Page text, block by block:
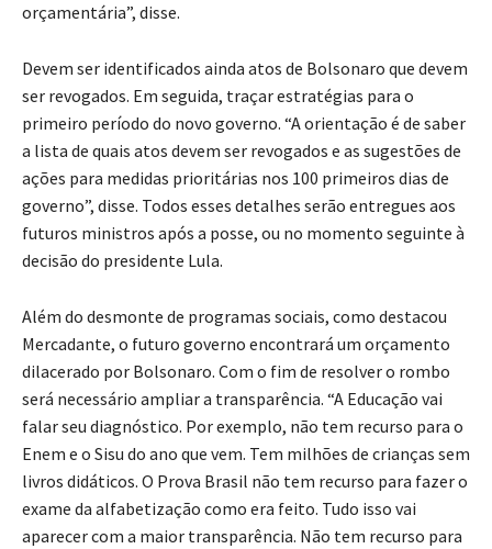
orçamentária”, disse.
Devem ser identificados ainda atos de Bolsonaro que devem
ser revogados. Em seguida, traçar estratégias para o
primeiro período do novo governo. “A orientação é de saber
a lista de quais atos devem ser revogados e as sugestões de
ações para medidas prioritárias nos 100 primeiros dias de
governo”, disse. Todos esses detalhes serão entregues aos
futuros ministros após a posse, ou no momento seguinte à
decisão do presidente Lula.
Além do desmonte de programas sociais, como destacou
Mercadante, o futuro governo encontrará um orçamento
dilacerado por Bolsonaro. Com o fim de resolver o rombo
será necessário ampliar a transparência. “A Educação vai
falar seu diagnóstico. Por exemplo, não tem recurso para o
Enem e o Sisu do ano que vem. Tem milhões de crianças sem
livros didáticos. O Prova Brasil não tem recurso para fazer o
exame da alfabetização como era feito. Tudo isso vai
aparecer com a maior transparência. Não tem recurso para